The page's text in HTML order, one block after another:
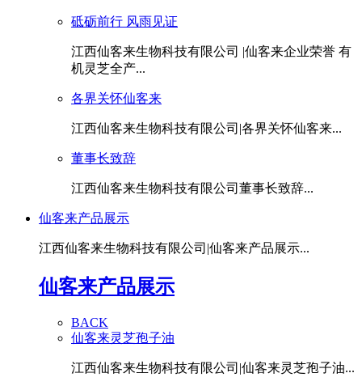
砥砺前行 风雨见证
江西仙客来生物科技有限公司 |仙客来企业荣誉 有
机灵芝全产...
各界关怀仙客来
江西仙客来生物科技有限公司|各界关怀仙客来...
董事长致辞
江西仙客来生物科技有限公司董事长致辞...
仙客来产品展示
江西仙客来生物科技有限公司|仙客来产品展示...
仙客来产品展示
BACK
仙客来灵芝孢子油
江西仙客来生物科技有限公司|仙客来灵芝孢子油...